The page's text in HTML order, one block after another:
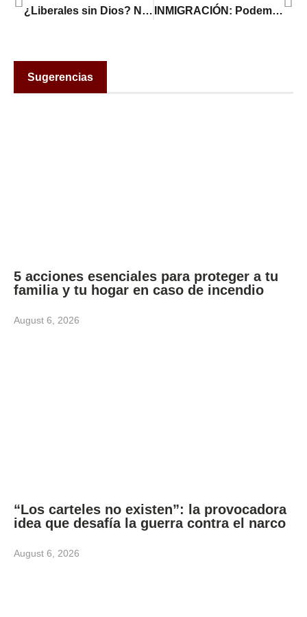
¿Liberales sin Dios? No en Minnesota, donde la izquierda religiosa impulsa a los demócratas INMIGRACIÓN: Podemos construir un movimiento Los activistas planean hacer frente a los planes de Trump contra los inmigrantes
Sugerencias
5 acciones esenciales para proteger a tu
familia y tu hogar en caso de incendio
August 6, 2026
“Los carteles no existen”: la provocadora
idea que desafía la guerra contra el narco
August 6, 2026